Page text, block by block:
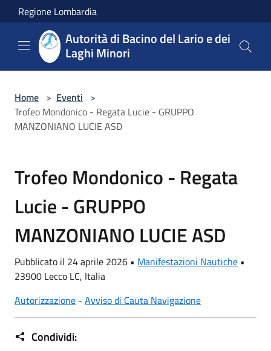
Salta al contenuto principale
Regione Lombardia
Autorità di Bacino del Lario e dei
Laghi Minori
Home > Eventi >
Trofeo Mondonico - Regata Lucie - GRUPPO
MANZONIANO LUCIE ASD
Trofeo Mondonico - Regata
Lucie - GRUPPO
MANZONIANO LUCIE ASD
Pubblicato il 24 aprile 2026 • Manifestazioni Nautiche •
23900 Lecco LC, Italia
Autorizzazione - Avviso di Cauta Navigazione
Condividi: